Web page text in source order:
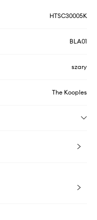
HTSC30005K
BLA01
szary
The Kooples